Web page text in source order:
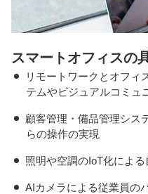
スマートオフィスの
リモートワークとオフィ
テムやビジュアルコミュ
顧客管理・備品管理シス
らの操作の実現
照明や空調のIoT化によ
AIカメラによる従業員の